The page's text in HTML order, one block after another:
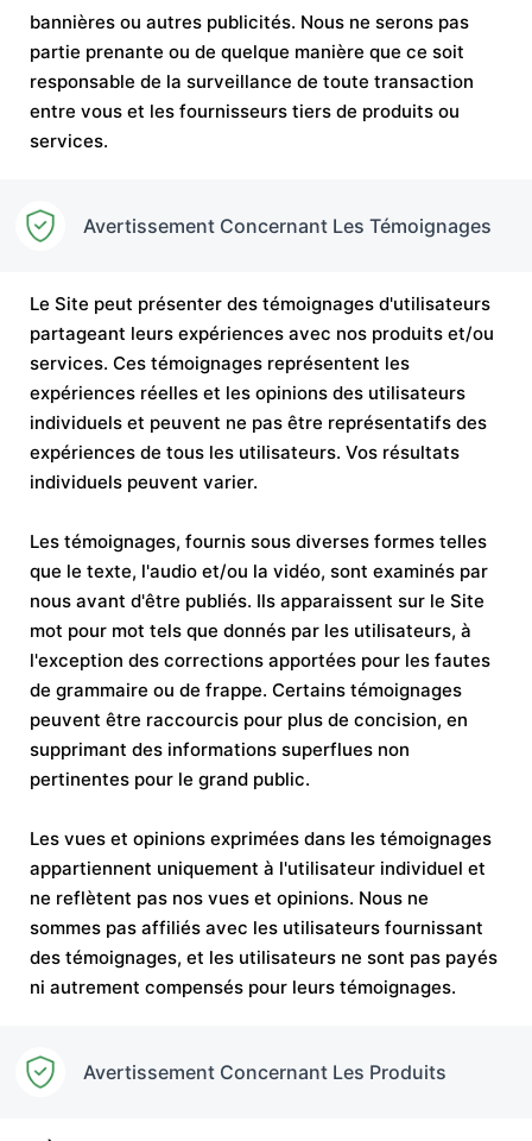
bannières ou autres publicités. Nous ne serons pas
partie prenante ou de quelque manière que ce soit
responsable de la surveillance de toute transaction
entre vous et les fournisseurs tiers de produits ou
services.
Avertissement Concernant Les Témoignages
Le Site peut présenter des témoignages d'utilisateurs
partageant leurs expériences avec nos produits et/ou
services. Ces témoignages représentent les
expériences réelles et les opinions des utilisateurs
individuels et peuvent ne pas être représentatifs des
expériences de tous les utilisateurs. Vos résultats
individuels peuvent varier.
Les témoignages, fournis sous diverses formes telles
que le texte, l'audio et/ou la vidéo, sont examinés par
nous avant d'être publiés. Ils apparaissent sur le Site
mot pour mot tels que donnés par les utilisateurs, à
l'exception des corrections apportées pour les fautes
de grammaire ou de frappe. Certains témoignages
peuvent être raccourcis pour plus de concision, en
supprimant des informations superflues non
pertinentes pour le grand public.
Les vues et opinions exprimées dans les témoignages
appartiennent uniquement à l'utilisateur individuel et
ne reflètent pas nos vues et opinions. Nous ne
sommes pas affiliés avec les utilisateurs fournissant
des témoignages, et les utilisateurs ne sont pas payés
ni autrement compensés pour leurs témoignages.
Avertissement Concernant Les Produits